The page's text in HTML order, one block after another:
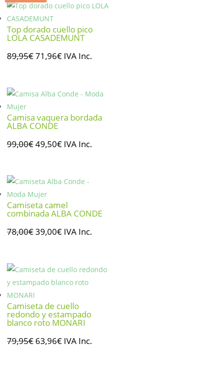
Top dorado cuello pico
LOLA CASADEMUNT
89,95€El
era:
71,96€El
es:
IVA Inc.
Camisa vaquera bordada
ALBA CONDE
99,00€El
era:
99,00€.
49,50€El
es:
IVA Inc.
Camiseta camel
combinada ALBA CONDE
78,00€El
era:
78,00€.
39,00€El
es:
39,00€.
IVA Inc.
Camiseta de cuello
redondo y estampado
blanco roto MONARI
79,95€ El
63,96€ElIVA Inc.